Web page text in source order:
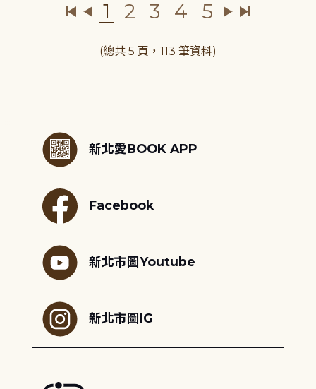
1 2 3 4 5
(總共 5 頁，113 筆資料)
新北愛BOOK APP
Facebook
新北市圖Youtube
新北市圖IG